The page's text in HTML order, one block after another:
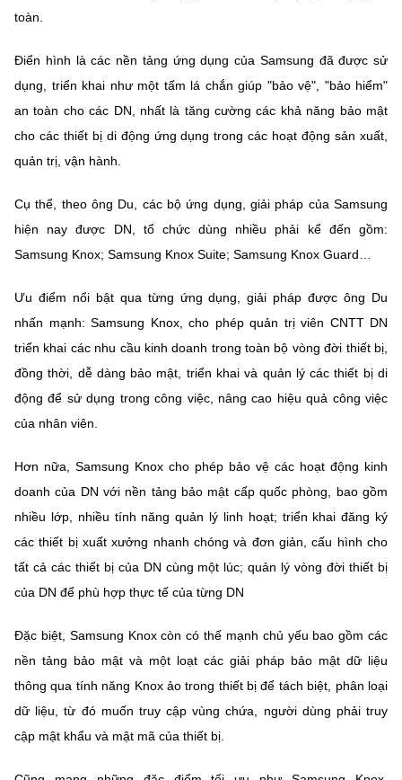
toàn.
Điển hình là các nền tảng ứng dụng của Samsung đã được sử
dụng, triển khai như một tấm lá chắn giúp "bảo vệ", "bảo hiểm"
an toàn cho các DN, nhất là tăng cường các khả năng bảo mật
cho các thiết bị di động ứng dụng trong các hoạt động sản xuất,
quản trị, vận hành.
Cụ thể, theo ông Du, các bộ ứng dụng, giải pháp của Samsung
hiện nay được DN, tổ chức dùng nhiều phải kể đến gồm:
Samsung Knox; Samsung Knox Suite; Samsung Knox Guard…
Ưu điểm nổi bật qua từng ứng dụng, giải pháp được ông Du
nhấn mạnh: Samsung Knox, cho phép quản trị viên CNTT DN
triển khai các nhu cầu kinh doanh trong toàn bộ vòng đời thiết bị,
đồng thời, dễ dàng bảo mật, triển khai và quản lý các thiết bị di
động để sử dụng trong công việc, nâng cao hiệu quả công việc
của nhân viên.
Hơn nữa, Samsung Knox cho phép bảo vệ các hoạt động kinh
doanh của DN với nền tảng bảo mật cấp quốc phòng, bao gồm
nhiều lớp, nhiều tính năng quản lý linh hoạt; triển khai đăng ký
các thiết bị xuất xưởng nhanh chóng và đơn giản, cấu hình cho
tất cả các thiết bị của DN cùng một lúc; quản lý vòng đời thiết bị
của DN để phù hợp thực tế của từng DN
Đặc biệt, Samsung Knox còn có thế mạnh chủ yếu bao gồm các
nền tảng bảo mật và một loạt các giải pháp bảo mật dữ liệu
thông qua tính năng Knox ảo trong thiết bị để tách biệt, phân loại
dữ liệu, từ đó muốn truy cập vùng chứa, người dùng phải truy
cập mật khẩu và mật mã của thiết bị.